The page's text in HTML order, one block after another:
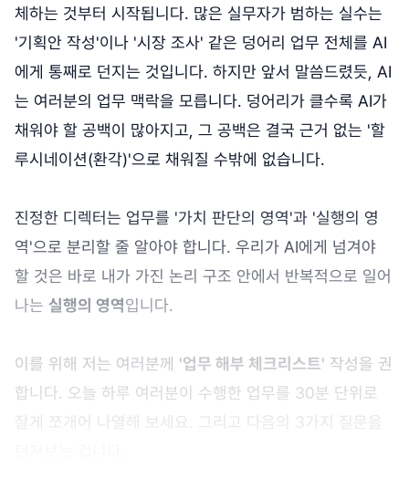
체하는 것부터 시작됩니다. 많은 실무자가 범하는 실수는
'기획안 작성'이나 '시장 조사' 같은 덩어리 업무 전체를 AI
에게 통째로 던지는 것입니다. 하지만 앞서 말씀드렸듯, AI
는 여러분의 업무 맥락을 모릅니다. 덩어리가 클수록 AI가
채워야 할 공백이 많아지고, 그 공백은 결국 근거 없는 '할
루시네이션(환각)'으로 채워질 수밖에 없습니다.
진정한 디렉터는 업무를 '가치 판단의 영역'과 '실행의 영
역'으로 분리할 줄 알아야 합니다. 우리가 AI에게 넘겨야
할 것은 바로 내가 가진 논리 구조 안에서 반복적으로 일어
나는 실행의 영역입니다.
이를 위해 저는 여러분께 '업무 해부 체크리스트' 작성을 권
합니다. 오늘 하루 여러분이 수행한 업무를 30분 단위로
잘게 쪼개어 나열해 보세요. 그리고 다음의 3가지 질문을